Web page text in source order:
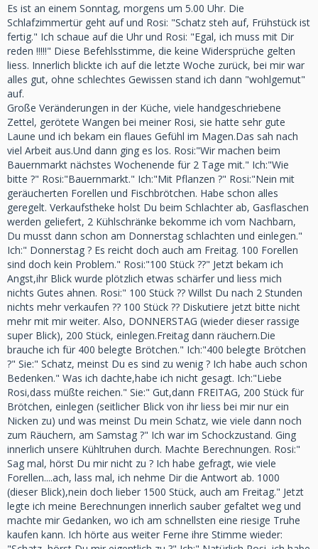
Es ist an einem Sonntag, morgens um 5.00 Uhr. Die
Schlafzimmertür geht auf und Rosi: "Schatz steh auf, Frühstück ist
fertig." Ich schaue auf die Uhr und Rosi: "Egal, ich muss mit Dir
reden !!!!!" Diese Befehlsstimme, die keine Widersprüche gelten
liess. Innerlich blickte ich auf die letzte Woche zurück, bei mir war
alles gut, ohne schlechtes Gewissen stand ich dann "wohlgemut"
auf.
Große Veränderungen in der Küche, viele handgeschriebene
Zettel, gerötete Wangen bei meiner Rosi, sie hatte sehr gute
Laune und ich bekam ein flaues Gefühl im Magen.Das sah nach
viel Arbeit aus.Und dann ging es los. Rosi:"Wir machen beim
Bauernmarkt nächstes Wochenende für 2 Tage mit." Ich:"Wie
bitte ?" Rosi:"Bauernmarkt." Ich:"Mit Pflanzen ?" Rosi:"Nein mit
geräucherten Forellen und Fischbrötchen. Habe schon alles
geregelt. Verkaufstheke holst Du beim Schlachter ab, Gasflaschen
werden geliefert, 2 Kühlschränke bekomme ich vom Nachbarn,
Du musst dann schon am Donnerstag schlachten und einlegen."
Ich:" Donnerstag ? Es reicht doch auch am Freitag. 100 Forellen
sind doch kein Problem." Rosi:"100 Stück ??" Jetzt bekam ich
Angst,ihr Blick wurde plötzlich etwas schärfer und liess mich
nichts Gutes ahnen. Rosi:" 100 Stück ?? Willst Du nach 2 Stunden
nichts mehr verkaufen ?? 100 Stück ?? Diskutiere jetzt bitte nicht
mehr mit mir weiter. Also, DONNERSTAG (wieder dieser rassige
super Blick), 200 Stück, einlegen.Freitag dann räuchern.Die
brauche ich für 400 belegte Brötchen." Ich:"400 belegte Brötchen
?" Sie:" Schatz, meinst Du es sind zu wenig ? Ich habe auch schon
Bedenken." Was ich dachte,habe ich nicht gesagt. Ich:"Liebe
Rosi,dass müßte reichen." Sie:" Gut,dann FREITAG, 200 Stück für
Brötchen, einlegen (seitlicher Blick von ihr liess bei mir nur ein
Nicken zu) und was meinst Du mein Schatz, wie viele dann noch
zum Räuchern, am Samstag ?" Ich war im Schockzustand. Ging
innerlich unsere Kühltruhen durch. Machte Berechnungen. Rosi:"
Sag mal, hörst Du mir nicht zu ? Ich habe gefragt, wie viele
Forellen....ach, lass mal, ich nehme Dir die Antwort ab. 1000
(dieser Blick),nein doch lieber 1500 Stück, auch am Freitag." Jetzt
legte ich meine Berechnungen innerlich sauber gefaltet weg und
machte mir Gedanken, wo ich am schnellsten eine riesige Truhe
kaufen kann. Ich hörte aus weiter Ferne ihre Stimme wieder: